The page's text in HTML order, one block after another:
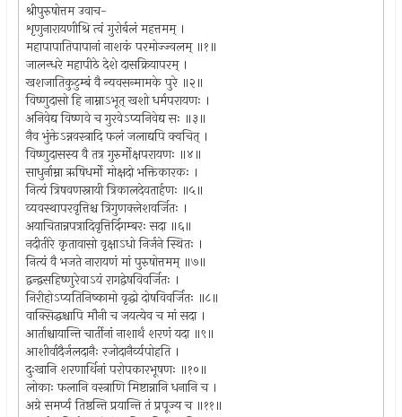
श्रीपुरुषोत्तम उवाच-
शृणुनारायणीश्रि त्वं गुरोर्बलं महत्तमम् ।
महापापातिपापानां नाशकं परमोज्ज्वलम् ॥१॥
जालन्धरे महापीठे देशे दासक्रियापरम् ।
खशजातिकुटुम्बं वै न्यवसन्मामके पुरे ॥२॥
विष्णुदासो हि नाम्नाऽभूत् खशो धर्मपरायणः ।
अनिवेद्य विष्णवे च गुरवेऽप्यनिवेद्य सः ॥३॥
नैव भुंक्तेऽन्नवस्त्रादि फलं जलाद्यपि क्वचित् ।
विष्णुदासस्य वै तत्र गुरुर्मोक्षपरायणः ॥४॥
साधुर्नाम्ना ऋषिधर्मो मोक्षदो भक्तिकारकः ।
नित्यं त्रिषवणस्नायी त्रिकालदेवतार्हणः ॥५॥
व्यवस्थापरवृत्तिश्च त्रिगुणक्लेशवर्जितः ।
अयाचितान्नपत्रादिवृत्तिर्दिगम्बरः सदा ॥६॥
नदीतीरे कृतावासो वृक्षाऽधो निर्जने स्थितः ।
नित्यं वै भजते नारायणं मां पुरुषोत्तमम् ॥७॥
द्वन्द्वसहिष्णुरेवाऽयं रागद्वेषविवर्जितः ।
निरीहोऽप्यतिनिष्कामो वृद्धो दोषविवर्जितः ॥८॥
वाक्सिद्धश्चापि मौनी च जयत्येव च मां सदा ।
आर्ताश्चायान्ति चार्तीनां नाशार्थं शरणं यदा ॥९॥
आशीर्वादैर्जलदानैः रजोदानैर्व्यपोहति ।
दुःखानि शरणार्थिनां परोपकारभूषणः ॥१०॥
लोकाः फलानि वस्त्राणि मिष्टान्नानि धनानि च ।
अग्रे समर्प्य तिष्ठन्ति प्रयान्ति तं प्रपूज्य च ॥११॥